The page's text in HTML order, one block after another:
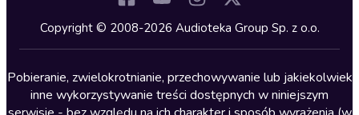
Kryminały
Lektury szkolne
Literatura anglojęzyczna
Literatura faktu
Copyright © 2008-2026 Audioteka Group Sp. z o.o.
Pobieranie, zwielokrotnianie, przechowywanie lub jakiekolwiek
inne wykorzystywanie treści dostępnych w niniejszym